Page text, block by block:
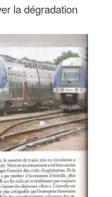
la dégradation